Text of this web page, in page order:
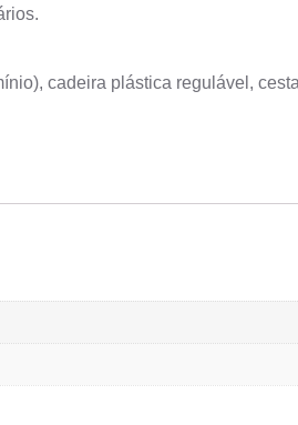
cadeira plástica regulável,